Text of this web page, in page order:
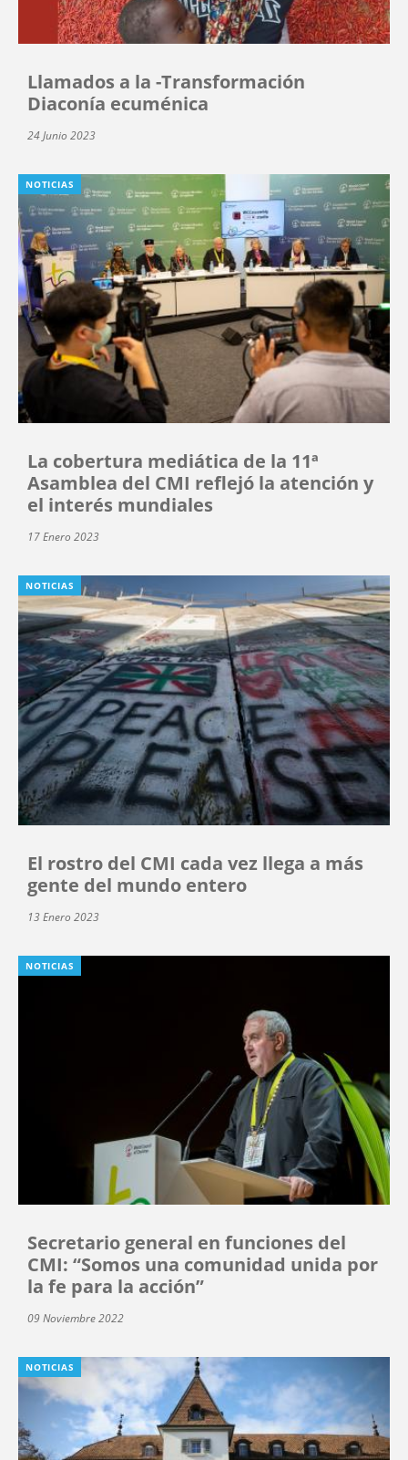
Llamados a la -Transformación
Diaconía ecuménica
24 Junio 2023
NOTICIAS
La cobertura mediática de la 11ª
Asamblea del CMI reflejó la atención y
el interés mundiales
17 Enero 2023
NOTICIAS
El rostro del CMI cada vez llega a más
gente del mundo entero
13 Enero 2023
NOTICIAS
Secretario general en funciones del
CMI: “Somos una comunidad unida por
la fe para la acción”
09 Noviembre 2022
NOTICIAS